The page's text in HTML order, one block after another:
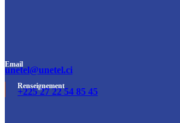
Email
unetel@unetel.ci
Renseignement
+225 27 22 54 85 45